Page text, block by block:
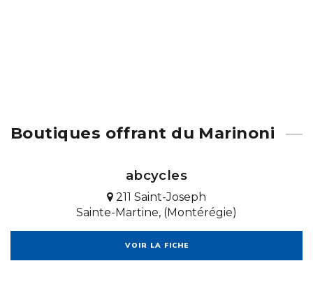
Boutiques offrant du Marinoni
abcycles
211 Saint-Joseph
Sainte-Martine, (Montérégie)
VOIR LA FICHE